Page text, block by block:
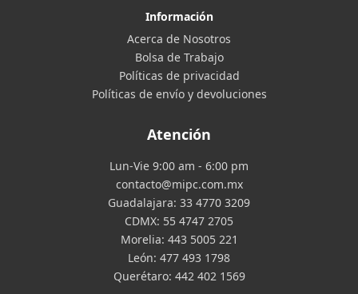
Información
Acerca de Nosotros
Bolsa de Trabajo
Políticas de privacidad
Políticas de envío y devoluciones
Atención
Lun-Vie 9:00 am - 6:00 pm
contacto@mipc.com.mx
Guadalajara: 33 4770 3209
CDMX: 55 4747 2705
Morelia: 443 5005 221
León: 477 493 1798
Querétaro: 442 402 1569